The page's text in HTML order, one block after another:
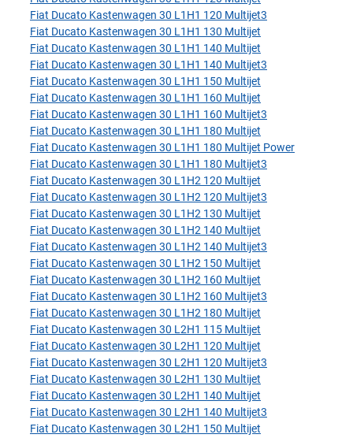
Fiat Ducato Kastenwagen 30 L1H1 120 Multijet3
Fiat Ducato Kastenwagen 30 L1H1 130 Multijet
Fiat Ducato Kastenwagen 30 L1H1 140 Multijet
Fiat Ducato Kastenwagen 30 L1H1 140 Multijet3
Fiat Ducato Kastenwagen 30 L1H1 150 Multijet
Fiat Ducato Kastenwagen 30 L1H1 160 Multijet
Fiat Ducato Kastenwagen 30 L1H1 160 Multijet3
Fiat Ducato Kastenwagen 30 L1H1 180 Multijet
Fiat Ducato Kastenwagen 30 L1H1 180 Multijet Power
Fiat Ducato Kastenwagen 30 L1H1 180 Multijet3
Fiat Ducato Kastenwagen 30 L1H2 120 Multijet
Fiat Ducato Kastenwagen 30 L1H2 120 Multijet3
Fiat Ducato Kastenwagen 30 L1H2 130 Multijet
Fiat Ducato Kastenwagen 30 L1H2 140 Multijet
Fiat Ducato Kastenwagen 30 L1H2 140 Multijet3
Fiat Ducato Kastenwagen 30 L1H2 150 Multijet
Fiat Ducato Kastenwagen 30 L1H2 160 Multijet
Fiat Ducato Kastenwagen 30 L1H2 160 Multijet3
Fiat Ducato Kastenwagen 30 L1H2 180 Multijet
Fiat Ducato Kastenwagen 30 L2H1 115 Multijet
Fiat Ducato Kastenwagen 30 L2H1 120 Multijet
Fiat Ducato Kastenwagen 30 L2H1 120 Multijet3
Fiat Ducato Kastenwagen 30 L2H1 130 Multijet
Fiat Ducato Kastenwagen 30 L2H1 140 Multijet
Fiat Ducato Kastenwagen 30 L2H1 140 Multijet3
Fiat Ducato Kastenwagen 30 L2H1 150 Multijet